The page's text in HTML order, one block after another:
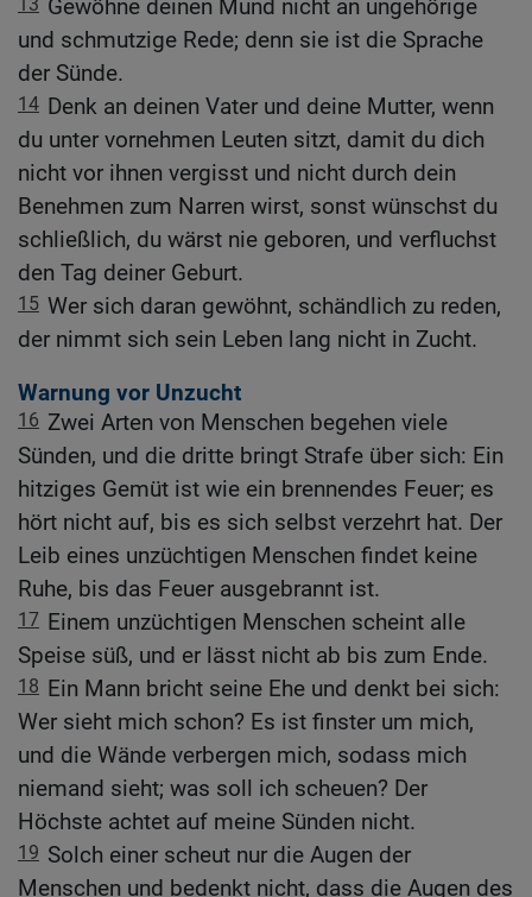
Gewöhne deinen Mund nicht an ungehörige
und schmutzige Rede; denn sie ist die Sprache
der Sünde.
14 Denk an deinen Vater und deine Mutter, wenn
du unter vornehmen Leuten sitzt, damit du dich
nicht vor ihnen vergisst und nicht durch dein
Benehmen zum Narren wirst, sonst wünschst du
schließlich, du wärst nie geboren, und verfluchst
den Tag deiner Geburt.
15 Wer sich daran gewöhnt, schändlich zu reden,
der nimmt sich sein Leben lang nicht in Zucht.
Warnung vor Unzucht
16 Zwei Arten von Menschen begehen viele
Sünden, und die dritte bringt Strafe über sich: Ein
hitziges Gemüt ist wie ein brennendes Feuer; es
hört nicht auf, bis es sich selbst verzehrt hat. Der
Leib eines unzüchtigen Menschen findet keine
Ruhe, bis das Feuer ausgebrannt ist.
17 Einem unzüchtigen Menschen scheint alle
Speise süß, und er lässt nicht ab bis zum Ende.
18 Ein Mann bricht seine Ehe und denkt bei sich:
Wer sieht mich schon? Es ist finster um mich,
und die Wände verbergen mich, sodass mich
niemand sieht; was soll ich scheuen? Der
Höchste achtet auf meine Sünden nicht.
19 Solch einer scheut nur die Augen der
Menschen und bedenkt nicht, dass die Augen des